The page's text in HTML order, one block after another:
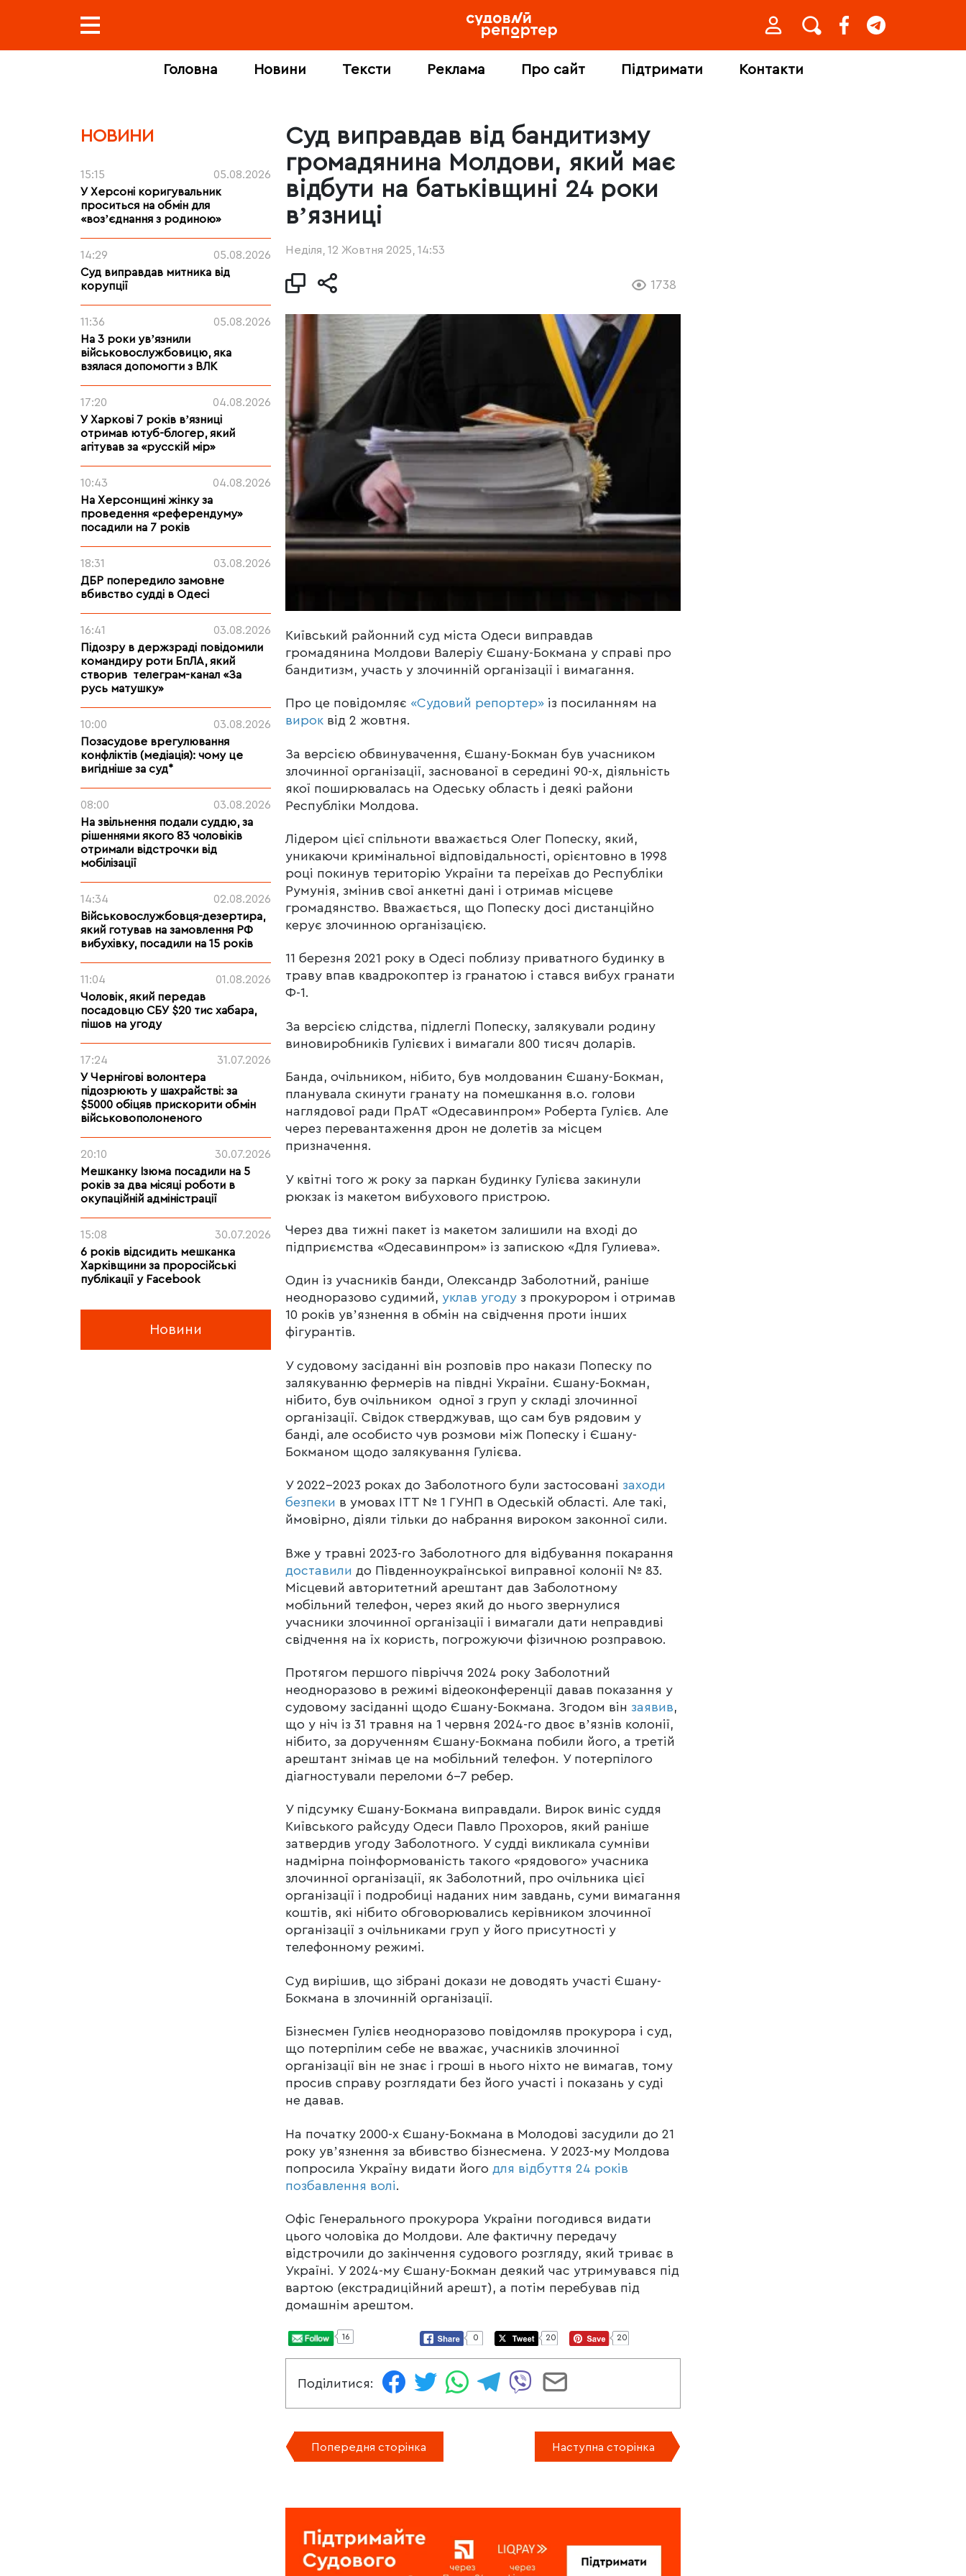
Головна Новини Тексти Реклама Про сайт Підтримати Контакти
НОВИНИ
15:15
05.08.2026
У Херсоні коригувальник
проситься на обмін для
«возʼєднання з родиною»
14:29
05.08.2026
Суд виправдав митника від
корупції
11:36
05.08.2026
На 3 роки увʼязнили
військовослужбовицю, яка
взялася допомогти з ВЛК
17:20
04.08.2026
У Харкові 7 років вʼязниці
отримав ютуб-блогер, який
агітував за «русскій мір»
10:43
04.08.2026
На Херсонщині жінку за
проведення «референдуму»
посадили на 7 років
18:31
03.08.2026
ДБР попередило замовне
вбивство судді в Одесі
16:41
03.08.2026
Підозру в держзраді повідомили
командиру роти БпЛА, який
створив телеграм-канал «За
русь матушку»
10:00
03.08.2026
Позасудове врегулювання
конфліктів (медіація): чому це
вигідніше за суд*
08:00
03.08.2026
На звільнення подали суддю, за
рішеннями якого 83 чоловіків
отримали відстрочки від
мобілізації
14:34
02.08.2026
Військовослужбовця-дезертира,
який готував на замовлення РФ
вибухівку, посадили на 15 років
11:04
01.08.2026
Чоловік, який передав
посадовцю СБУ $20 тис хабара,
пішов на угоду
17:24
31.07.2026
У Чернігові волонтера
підозрюють у шахрайстві: за
$5000 обіцяв прискорити обмін
військовополоненого
20:10
30.07.2026
Мешканку Ізюма посадили на 5
років за два місяці роботи в
окупаційній адміністрації
15:08
30.07.2026
6 років відсидить мешканка
Харківщини за проросійські
публікації у Facebook
Новини
Суд виправдав від бандитизму
громадянина Молдови, який має
відбути на батьківщині 24 роки
вʼязниці
Неділя, 12 Жовтня 2025, 14:53
1738
Київський районний суд міста Одеси виправдав
громадянина Молдови Валеріу Єшану-Бокмана у справі про
бандитизм, участь у злочинній організації і вимагання.
Про це повідомляє «Судовий репортер» із посиланням на
вирок від 2 жовтня.
За версією обвинувачення, Єшану-Бокман був учасником
злочинної організації, заснованої в середині 90-х, діяльність
якої поширювалась на Одеську область і деякі райони
Республіки Молдова.
Лідером цієї спільноти вважається Олег Попеску, який,
уникаючи кримінальної відповідальності, орієнтовно в 1998
році покинув територію України та переїхав до Республіки
Румунія, змінив свої анкетні дані і отримав місцеве
громадянство. Вважається, що Попеску досі дистанційно
керує злочинною організацією.
11 березня 2021 року в Одесі поблизу приватного будинку в
траву впав квадрокоптер із гранатою і стався вибух гранати
Ф-1.
За версією слідства, підлеглі Попеску, залякували родину
виновиробників Гулієвих і вимагали 800 тисяч доларів.
Банда, очільником, нібито, був молдованин Єшану-Бокман,
планувала скинути гранату на помешкання в.о. голови
наглядової ради ПрАТ «Одесавинпром» Роберта Гулієв. Але
через перевантаження дрон не долетів за місцем
призначення.
У квітні того ж року за паркан будинку Гулієва закинули
рюкзак із макетом вибухового пристрою.
Через два тижні пакет із макетом залишили на вході до
підприємства «Одесавинпром» із запискою «Для Гулиева».
Один із учасників банди, Олександр Заболотний, раніше
неодноразово судимий, уклав угоду з прокурором і отримав
10 років увʼязнення в обмін на свідчення проти інших
фігурантів.
У судовому засіданні він розповів про накази Попеску по
залякуванню фермерів на півдні України. Єшану-Бокман,
нібито, був очільником одної з груп у складі злочинної
організації. Свідок стверджував, що сам був рядовим у
банді, але особисто чув розмови між Попеску і Єшану-
Бокманом щодо залякування Гулієва.
У 2022-2023 роках до Заболотного були застосовані заходи
безпеки в умовах ІТТ № 1 ГУНП в Одеській області. Але такі,
ймовірно, діяли тільки до набрання вироком законної сили.
Вже у травні 2023-го Заболотного для відбування покарання
доставили до Південноукраїнської виправної колонії № 83.
Місцевий авторитетний арештант дав Заболотному
мобільний телефон, через який до нього звернулися
учасники злочинної організації і вимагали дати неправдиві
свідчення на їх користь, погрожуючи фізичною розправою.
Протягом першого півріччя 2024 року Заболотний
неодноразово в режимі відеоконференції давав показання у
судовому засіданні щодо Єшану-Бокмана. Згодом він заявив,
що у ніч із 31 травня на 1 червня 2024-го двоє вʼязнів колонії,
нібито, за дорученням Єшану-Бокмана побили його, а третій
арештант знімав це на мобільний телефон. У потерпілого
діагностували переломи 6-7 ребер.
У підсумку Єшану-Бокмана виправдали. Вирок виніс суддя
Київського райсуду Одеси Павло Прохоров, який раніше
затвердив угоду Заболотного. У судді викликала сумніви
надмірна поінформованість такого «рядового» учасника
злочинної організації, як Заболотний, про очільника цієї
організації і подробиці наданих ним завдань, суми вимагання
коштів, які нібито обговорювались керівником злочинної
організації з очільниками груп у його присутності у
телефонному режимі.
Суд вирішив, що зібрані докази не доводять участі Єшану-
Бокмана в злочинній організації.
Бізнесмен Гулієв неодноразово повідомляв прокурора і суд,
що потерпілим себе не вважає, учасників злочинної
організації він не знає і гроші в нього ніхто не вимагав, тому
просив справу розглядати без його участі і показань у суді
не давав.
На початку 2000-х Єшану-Бокмана в Молодові засудили до 21
року увʼязнення за вбивство бізнесмена. У 2023-му Молдова
попросила Україну видати його для відбуття 24 років
позбавлення волі
Офіс Генерального прокурора України погодився видати
цього чоловіка до Молдови. Але фактичну передачу
відстрочили до закінчення судового розгляду, який триває в
Україні. У 2024-му Єшану-Бокман деякий час утримувався під
вартою (екстрадиційний арешт), а потім перебував під
домашнім арештом.
16 0 20 20
Поділитися:
Попередня сторінка Наступна сторінка